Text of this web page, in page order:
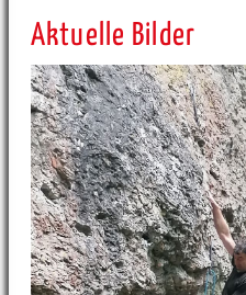
Aktuelle Bilder